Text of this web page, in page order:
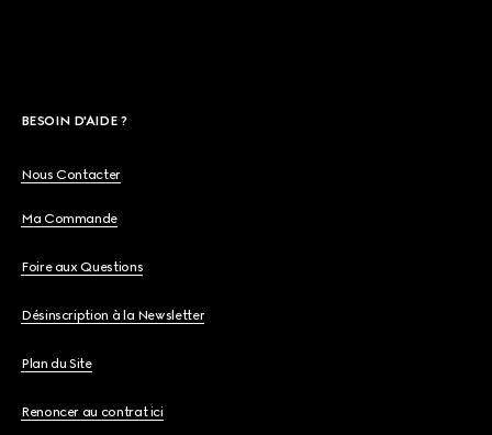
BESOIN D'AIDE ?
Nous Contacter
Ma Commande
Foire aux Questions
Désinscription à la Newsletter
Plan du Site
Renoncer au contrat ici